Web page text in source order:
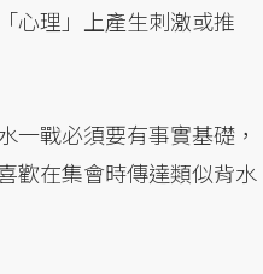
心理」上產生刺激或推
一戰必須要有事實基礎，
歡在集會時傳達類似背水